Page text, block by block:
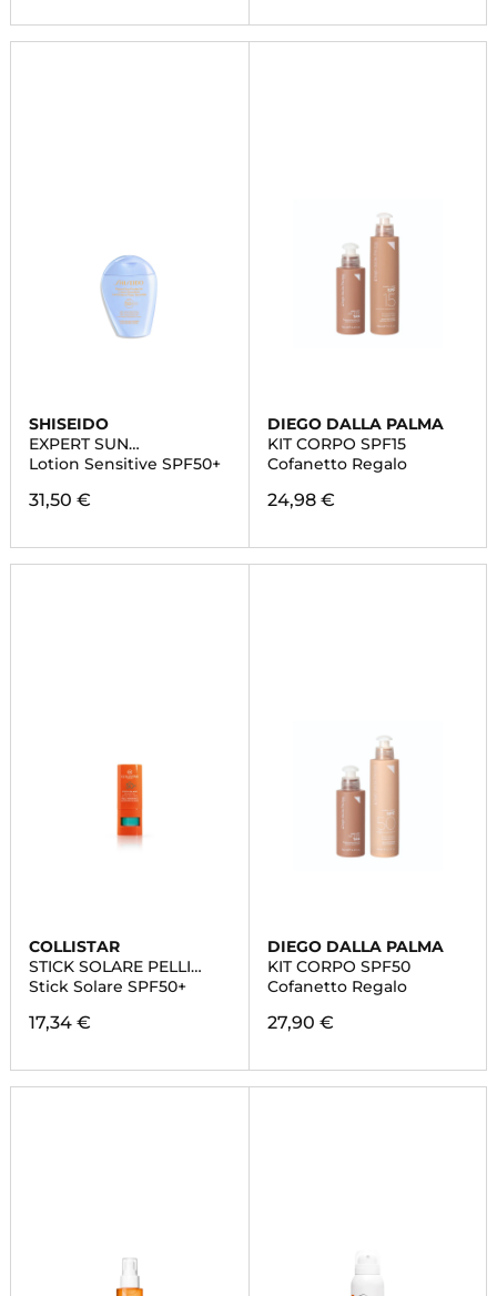
SHISEIDO
EXPERT SUN
PROTECTOR
Lotion Sensitive SPF50+
31,50 €
DIEGO DALLA PALMA
KIT CORPO SPF15
Cofanetto Regalo
24,98 €
COLLISTAR
STICK SOLARE PELLI
IPERSENSIBILI
Stick Solare SPF50+
17,34 €
DIEGO DALLA PALMA
KIT CORPO SPF50
Cofanetto Regalo
27,90 €